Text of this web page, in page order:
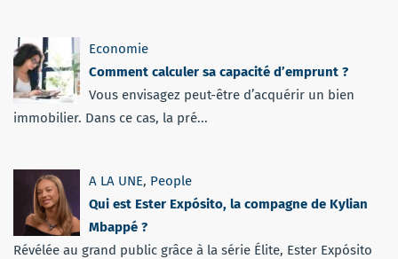
Economie
Comment calculer sa capacité d’emprunt ?
Vous envisagez peut-être d’acquérir un bien
immobilier. Dans ce cas, la pré...
A LA UNE, People
Qui est Ester Expósito, la compagne de Kylian
Mbappé ?
Révélée au grand public grâce à la série Élite, Ester Expósito